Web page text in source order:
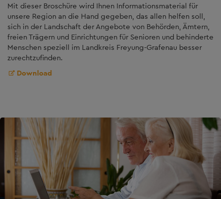
Mit dieser Broschüre wird Ihnen Informationsmaterial für
unsere Region an die Hand gegeben, das allen helfen soll,
sich in der Landschaft der Angebote von Behörden, Ämtern,
freien Trägern und Einrichtungen für Senioren und behinderte
Menschen speziell im Landkreis Freyung-Grafenau besser
zurechtzufinden.
Download